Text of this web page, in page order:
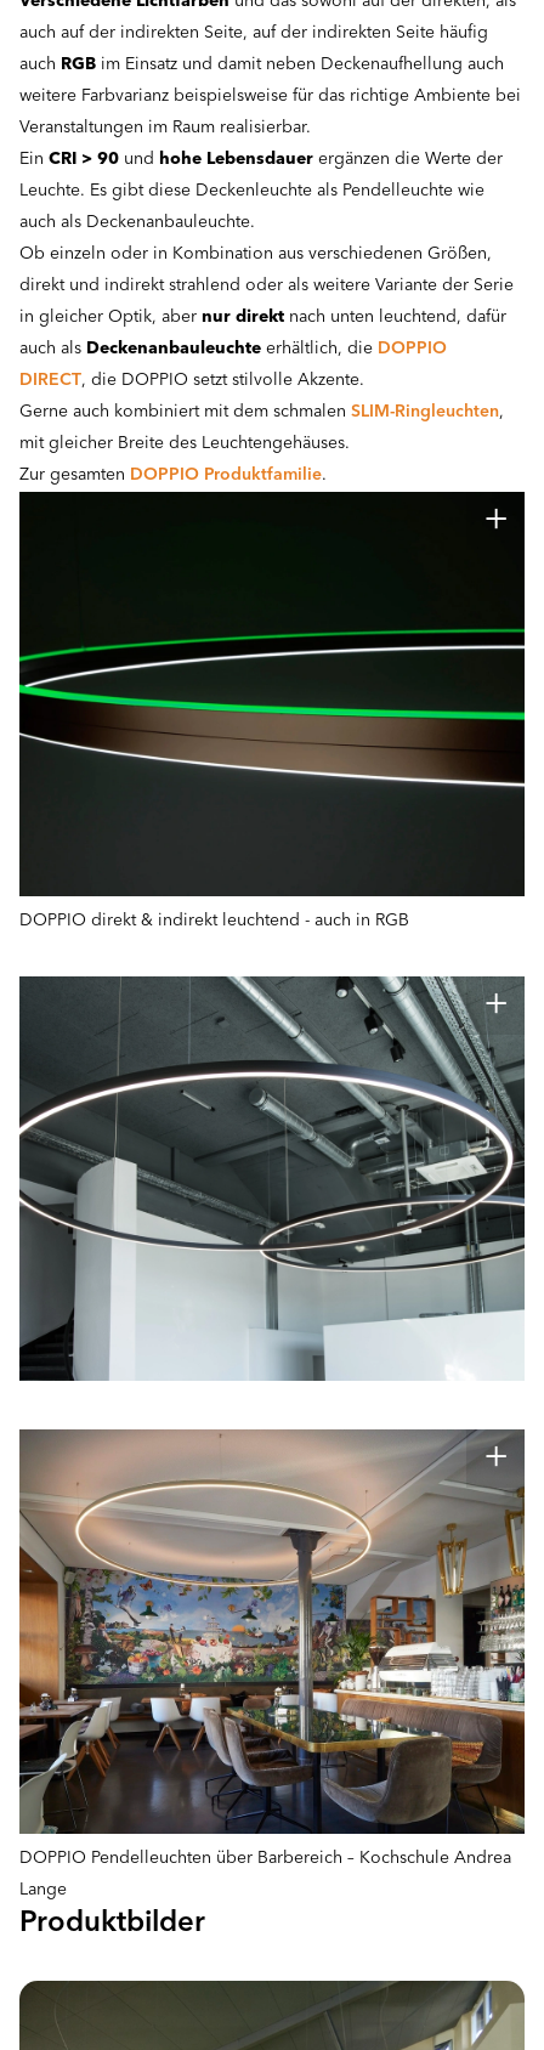
auch auf der indirekten Seite, auf der indirekten Seite häufig
auch RGB im Einsatz und damit neben Deckenaufhellung auch
weitere Farbvarianz beispielsweise für das richtige Ambiente bei
Veranstaltungen im Raum realisierbar.
Ein CRI > 90 und hohe Lebensdauer ergänzen die Werte der
Leuchte. Es gibt diese Deckenleuchte als Pendelleuchte wie
auch als Deckenanbauleuchte.
Ob einzeln oder in Kombination aus verschiedenen Größen,
direkt und indirekt strahlend oder als weitere Variante der Serie
in gleicher Optik, aber nur direkt nach unten leuchtend, dafür
auch als Deckenanbauleuchte erhältlich, die DOPPIO
DIRECT, die DOPPIO setzt stilvolle Akzente.
Gerne auch kombiniert mit dem schmalen SLIM-Ringleuchten,
mit gleicher Breite des Leuchtengehäuses.
Zur gesamten DOPPIO Produktfamilie.
DOPPIO direkt & indirekt leuchtend - auch in RGB
DOPPIO Pendelleuchten über Barbereich – Kochschule Andrea
Lange
Produktbilder